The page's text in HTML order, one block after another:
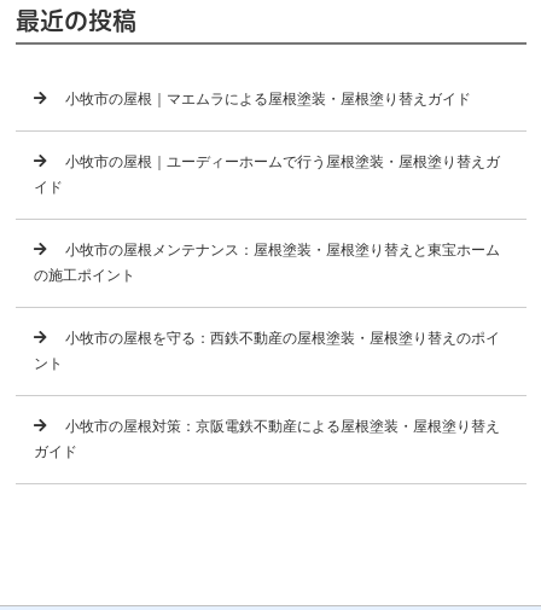
最近の投稿
小牧市の屋根｜マエムラによる屋根塗装・屋根塗り替えガイド
小牧市の屋根｜ユーディーホームで行う屋根塗装・屋根塗り替えガ
イド
小牧市の屋根メンテナンス：屋根塗装・屋根塗り替えと東宝ホーム
の施工ポイント
小牧市の屋根を守る：西鉄不動産の屋根塗装・屋根塗り替えのポイ
ント
小牧市の屋根対策：京阪電鉄不動産による屋根塗装・屋根塗り替え
ガイド